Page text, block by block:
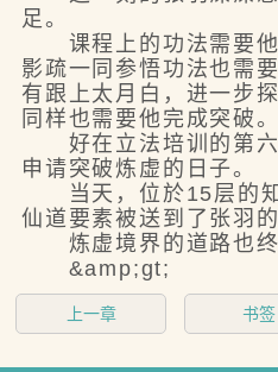
足。
课程上的功法需要他
影疏一同参悟功法也需
有跟上太月白，进一步
同样也需要他完成突破。
好在立法培训的第六
申请突破炼虚的日子。
当天，位於15层的知
仙道要素被送到了张羽的
炼虚境界的道路也终
&amp;gt;
上一章 书签